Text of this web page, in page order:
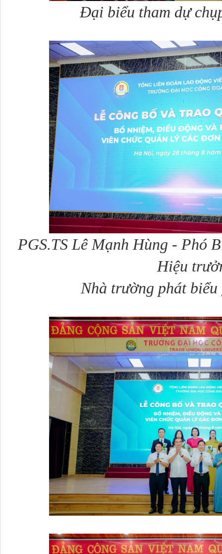
Đại biểu tham dự
PGS.TS Lê Mạnh Hùng - Phó
Hiệu
Nhà trường phát